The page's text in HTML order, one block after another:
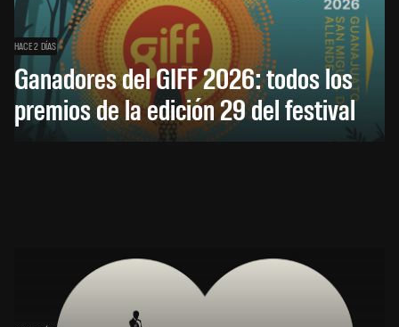
HACE 2 DÍAS
Ganadores del GIFF 2026: todos los
premios de la edición 29 del festival